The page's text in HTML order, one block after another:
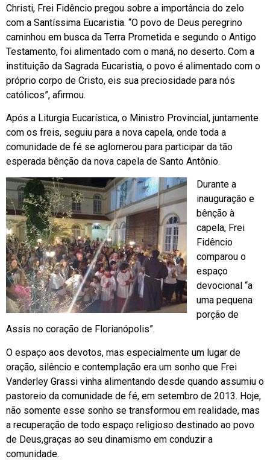
Christi, Frei Fidêncio pregou sobre a importância do zelo
com a Santíssima Eucaristia. “O povo de Deus peregrino
caminhou em busca da Terra Prometida e segundo o Antigo
Testamento, foi alimentado com o maná, no deserto. Com a
instituição da Sagrada Eucaristia, o povo é alimentado com o
próprio corpo de Cristo, eis sua preciosidade para nós
católicos”, afirmou.
Após a Liturgia Eucarística, o Ministro Provincial, juntamente
com os freis, seguiu para a nova capela, onde toda a
comunidade de fé se aglomerou para participar da tão
esperada bênção da nova capela de Santo Antônio.
Durante a
inauguração e
bênção à
capela, Frei
Fidêncio
comparou o
espaço
devocional “a
uma pequena
porção de
Assis no coração de Florianópolis”.
O espaço aos devotos, mas especialmente um lugar de
oração, silêncio e contemplação era um sonho que Frei
Vanderley Grassi vinha alimentando desde quando assumiu o
pastoreio da comunidade de fé, em setembro de 2013. Hoje,
não somente esse sonho se transformou em realidade, mas
a recuperação de todo espaço religioso destinado ao povo
de Deus,graças ao seu dinamismo em conduzir a
comunidade.